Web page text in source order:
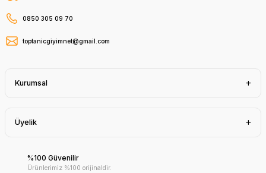
0850 305 09 70
toptanicgiyimnet@gmail.com
Kurumsal
Üyelik
%100 Güvenilir
Ürünlerimiz %100 orijinaldir.